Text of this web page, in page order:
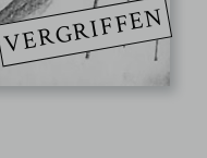
VERGRIFFEN